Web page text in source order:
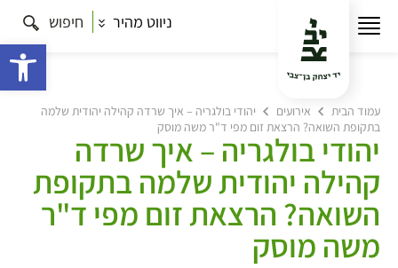
ניווט מהיר חיפוש
עמוד הבית אירועים
יהודי בולגריה – איך שרדה קהילה יהודית שלמה
בתקופת השואה? הרצאת זום מפי ד"ר משה מוסק
יהודי בולגריה – איך שרדה
קהילה יהודית שלמה בתקופת
השואה? הרצאת זום מפי ד"ר
משה מוסק